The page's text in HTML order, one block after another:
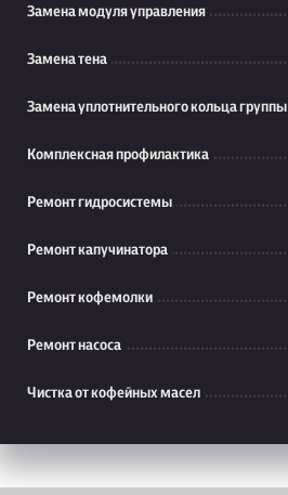
Замена модуля управления
Замена тена
Замена уплотнительного кольца группы
Комплексная профилактика
Ремонт гидросистемы
Ремонт капучинатора
Ремонт кофемолки
Ремонт насоса
Чистка от кофейных масел